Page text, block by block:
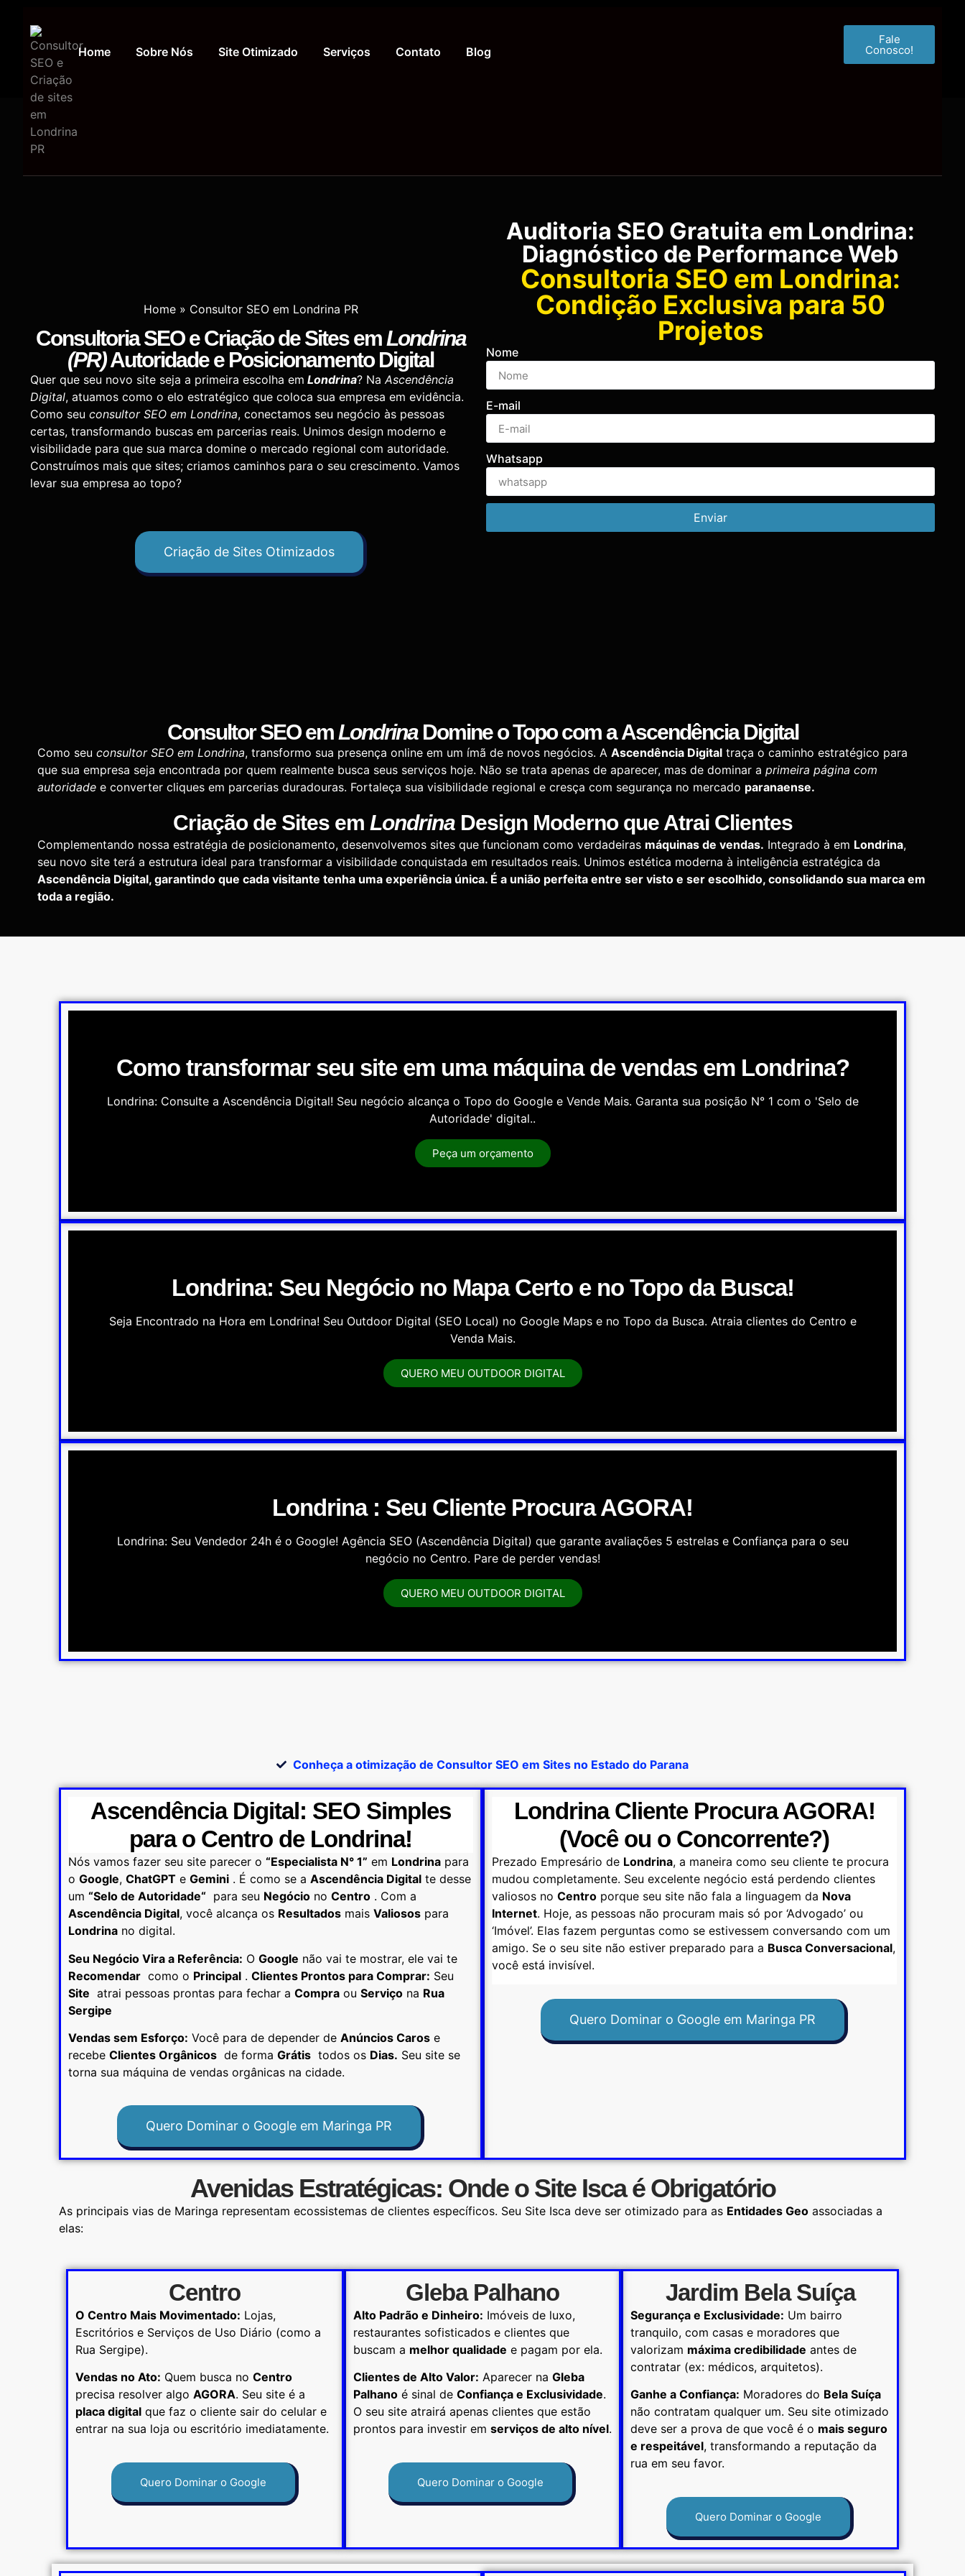
Home Sobre Nós Site Otimizado Serviços Contato Blog
Fale
Conosco!
Home» Consultor SEO em Londrina PR
Consultoria SEOeCriação de SitesemLondrina
(PR)Autoridade e Posicionamento Digital
Quer que seu novo site seja a primeira escolha em Londrina? NaAscendência
Digital, atuamos como o elo estratégico que coloca sua empresa em evidência.
Como seu consultor SEO em Londrina, conectamos seu negócio às pessoas
certas, transformando buscas em parcerias reais. Unimos design moderno e
visibilidade para que sua marca domine o mercado regional com autoridade.
Construímos mais que sites; criamos caminhos para o seu crescimento. Vamos
levar sua empresa ao topo?
Criação de Sites Otimizados
Auditoria SEO Gratuita em Londrina:
Diagnóstico de Performance Web
Consultoria SEO em Londrina:
Condição Exclusiva para 50
Projetos
Nome
E-mail
Whatsapp
Enviar
Consultor SEOemLondrinaDomine o Topo com aAscendência Digital
Como seu consultor SEO em Londrina, transformo sua presença online em um ímã de novos negócios. A Ascendência Digital traça o caminho estratégico para
que sua empresa seja encontrada por quem realmente busca seus serviços hoje. Não se trata apenas de aparecer, mas de dominar a primeira página com
autoridade e converter cliques em parcerias duradouras. Fortaleça sua visibilidade regional e cresça com segurança no mercado paranaense.
Criação de Sitesem LondrinaDesign Moderno que Atrai Clientes
Complementando nossa estratégia de posicionamento, desenvolvemos sites que funcionam como verdadeiras máquinas de vendas. Integrado à em Londrina,
seu novo site terá a estrutura ideal para transformar a visibilidade conquistada em resultados reais. Unimos estética moderna à inteligência estratégica da
Ascendência Digital, garantindo que cada visitante tenha uma experiência única. É a união perfeita entre ser visto e ser escolhido, consolidando sua marca em
toda a região.
Como transformar seu site em uma máquina de vendas em Londrina?
Londrina: Consulte a Ascendência Digital! Seu negócio alcança o Topo do Google e Vende Mais. Garanta sua posição N° 1 com o 'Selo de
Autoridade' digital..
Peça um orçamento
Londrina: Seu Negócio no Mapa Certo e no Topo da Busca!
Seja Encontrado na Hora em Londrina! Seu Outdoor Digital (SEO Local) no Google Maps e no Topo da Busca. Atraia clientes do Centro e
Venda Mais.
QUERO MEU OUTDOOR DIGITAL
Londrina : Seu Cliente Procura AGORA!
Londrina: Seu Vendedor 24h é o Google! Agência SEO (Ascendência Digital) que garante avaliações 5 estrelas e Confiança para o seu
negócio no Centro. Pare de perder vendas!
QUERO MEU OUTDOOR DIGITAL
Conheça a otimização de Consultor SEO em Sites no Estado do Parana
Londrina Cliente Procura AGORA!
(Você ou o Concorrente?)
Prezado Empresário de Londrina, a maneira como seu cliente te procura
mudou completamente. Seu excelente negócio está perdendo clientes
valiosos no Centro porque seu site não fala a linguagem da Nova
Internet. Hoje, as pessoas não procuram mais só por ‘Advogado’ ou
‘Imóvel’. Elas fazem perguntas como se estivessem conversando com um
amigo. Se o seu site não estiver preparado para a Busca Conversacional,
você está invisível.
Quero Dominar o Google em Maringa PR
Ascendência Digital: SEO Simples
para o Centro de Londrina!
Nós vamos fazer seu site parecer o “Especialista N° 1” em Londrina para
o Google, ChatGPT e Gemini . É como se a Ascendência Digital te desse
um “Selo de Autoridade“ para seu Negócio no Centro . Com a
Ascendência Digital, você alcança os Resultados mais Valiosos para
Londrina no digital.
Seu Negócio Vira a Referência: O Google não vai te mostrar, ele vai te
Recomendar como o Principal . Clientes Prontos para Comprar: Seu
Site atrai pessoas prontas para fechar a Compra ou Serviço na Rua
Sergipe
Vendas sem Esforço: Você para de depender de Anúncios Caros e
recebe Clientes Orgânicos de forma Grátis todos os Dias. Seu site se
torna sua máquina de vendas orgânicas na cidade.
Quero Dominar o Google em Maringa PR
Avenidas Estratégicas: Onde o Site Isca é Obrigatório
As principais vias de Maringa representam ecossistemas de clientes específicos. Seu Site Isca deve ser otimizado para as Entidades Geo associadas a
elas:
Jardim Bela Suíça
Segurança e Exclusividade: Um bairro
tranquilo, com casas e moradores que
valorizam máxima credibilidade antes de
contratar (ex: médicos, arquitetos).
Ganhe a Confiança: Moradores do Bela Suíça
não contratam qualquer um. Seu site otimizado
deve ser a prova de que você é o mais seguro
e respeitável, transformando a reputação da
rua em seu favor.
Quero Dominar o Google
Gleba Palhano
Alto Padrão e Dinheiro: Imóveis de luxo,
restaurantes sofisticados e clientes que
buscam a melhor qualidade e pagam por ela.
Clientes de Alto Valor: Aparecer na Gleba
Palhanoé sinal de Confiança e Exclusividade.
O seu site atrairá apenas clientes que estão
prontos para investir em serviços de alto nível.
Quero Dominar o Google
Centro
O Centro Mais Movimentado: Lojas,
Escritórios e Serviços de Uso Diário (como a
Rua Sergipe).
Vendas no Ato: Quem busca no Centro
precisa resolver algo AGORA. Seu site é a
placa digitalque faz o cliente sair do celular e
entrar na sua loja ou escritório imediatamente.
Quero Dominar o Google